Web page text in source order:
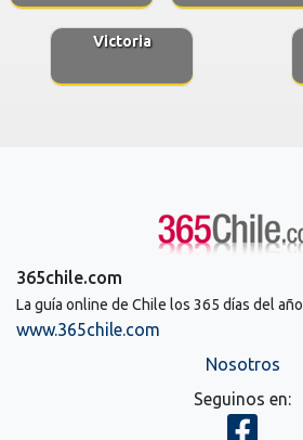
Victoria
365chile.com
La guía online de Chile los 365 días del año
www.365chile.com
Nosotros
Seguinos en: